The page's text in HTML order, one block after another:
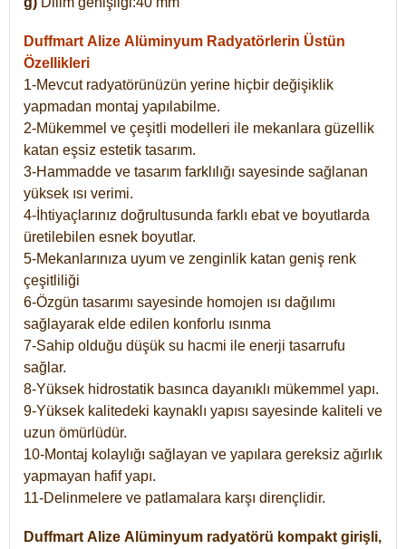
Duffmart Alize Alüminyum Radyatörlerin Üstün
Özellikleri
1-Mevcut radyatörünüzün yerine hiçbir değişiklik
yapmadan montaj yapılabilme.
2-Mükemmel ve çeşitli modelleri ile mekanlara güzellik
katan eşsiz estetik tasarım.
3-Hammadde ve tasarım farklılığı sayesinde sağlanan
yüksek ısı verimi.
4-İhtiyaçlarınız doğrultusunda farklı ebat ve boyutlarda
üretilebilen esnek boyutlar.
5-Mekanlarınıza uyum ve zenginlik katan geniş renk
çeşitliliği
6-Özgün tasarımı sayesinde homojen ısı dağılımı
sağlayarak elde edilen konforlu ısınma
7-Sahip olduğu düşük su hacmi ile enerji tasarrufu
sağlar.
8-Yüksek hidrostatik basınca dayanıklı mükemmel yapı.
9-Yüksek kalitedeki kaynaklı yapısı sayesinde kaliteli ve
uzun ömürlüdür.
10-Montaj kolaylığı sağlayan ve yapılara gereksiz ağırlık
yapmayan hafif yapı.
11-Delinmelere ve patlamalara karşı dirençlidir.
Duffmart Alize Alüminyum radyatörü kompakt girişli,